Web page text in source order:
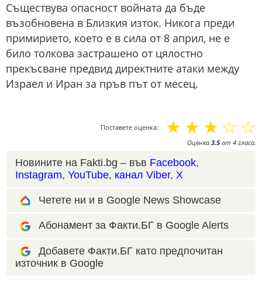
Съществува опасност войната да бъде
възобновена в Близкия изток. Никога преди
примирието, което е в сила от 8 април, не е
било толкова застрашено от цялостно
прекъсване предвид директните атаки между
Израел и Иран за пръв път от месец.
Поставете оценка: ☆
☆
☆
☆
☆
Оценка 3.5 от 4 гласа.
Новините на Fakti.bg – във Facebook,
Instagram, YouTube, канал Viber, X
Четете ни и в Google News Showcase
Абонамент за Факти.БГ в Google Alerts
Добавете Факти.БГ като предпочитан
източник в Google